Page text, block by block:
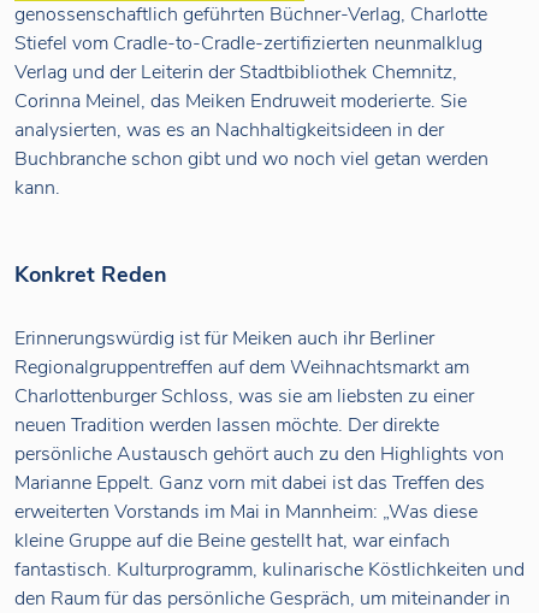
genossenschaftlich geführten Büchner-Verlag, Charlotte
Stiefel vom Cradle-to-Cradle-zertifizierten neunmalklug
Verlag und der Leiterin der Stadtbibliothek Chemnitz,
Corinna Meinel, das Meiken Endruweit moderierte. Sie
analysierten, was es an Nachhaltigkeitsideen in der
Buchbranche schon gibt und wo noch viel getan werden
kann.
Konkret Reden
Erinnerungswürdig ist für Meiken auch ihr Berliner
Regionalgruppentreffen auf dem Weihnachtsmarkt am
Charlottenburger Schloss, was sie am liebsten zu einer
neuen Tradition werden lassen möchte. Der direkte
persönliche Austausch gehört auch zu den Highlights von
Marianne Eppelt. Ganz vorn mit dabei ist das Treffen des
erweiterten Vorstands im Mai in Mannheim: „Was diese
kleine Gruppe auf die Beine gestellt hat, war einfach
fantastisch. Kulturprogramm, kulinarische Köstlichkeiten und
den Raum für das persönliche Gespräch, um miteinander in